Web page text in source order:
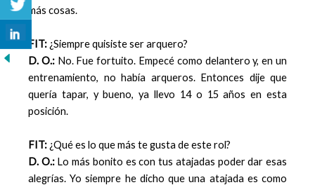
más cosas.
FIT: ¿Siempre quisiste ser arquero?
D. O.:No. Fue fortuito. Empecé como delantero y, en un
entrenamiento, no había arqueros. Entonces dije que
quería tapar, y bueno, ya llevo 14 o 15 años en esta
posición.
FIT: ¿Qué es lo que más te gusta de este rol?
D. O.:Lo más bonito es con tus atajadas poder dar esas
alegrías. Yo siempre he dicho que una atajada es como